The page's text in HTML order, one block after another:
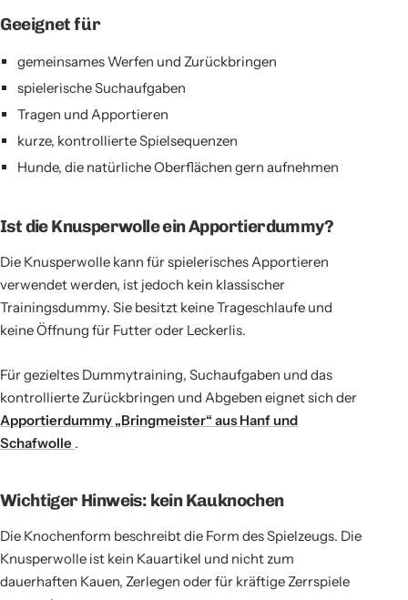
Geeignet für
gemeinsames Werfen und Zurückbringen
spielerische Suchaufgaben
Tragen und Apportieren
kurze, kontrollierte Spielsequenzen
Hunde, die natürliche Oberflächen gern aufnehmen
Ist die Knusperwolle ein Apportierdummy?
Die Knusperwolle kann für spielerisches Apportieren
verwendet werden, ist jedoch kein klassischer
Trainingsdummy. Sie besitzt keine Trageschlaufe und
keine Öffnung für Futter oder Leckerlis.
Für gezieltes Dummytraining, Suchaufgaben und das
kontrollierte Zurückbringen und Abgeben eignet sich der
Apportierdummy „Bringmeister“ aus Hanf und
Schafwolle .
Wichtiger Hinweis: kein Kauknochen
Die Knochenform beschreibt die Form des Spielzeugs. Die
Knusperwolle ist kein Kauartikel und nicht zum
dauerhaften Kauen, Zerlegen oder für kräftige Zerrspiele